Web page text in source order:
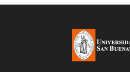
resultados en
internacionales.